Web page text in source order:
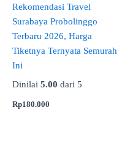
Rekomendasi Travel
Surabaya Probolinggo
Terbaru 2026, Harga
Tiketnya Ternyata Semurah
Ini
Dinilai 5.00 dari 5
Rp180.000